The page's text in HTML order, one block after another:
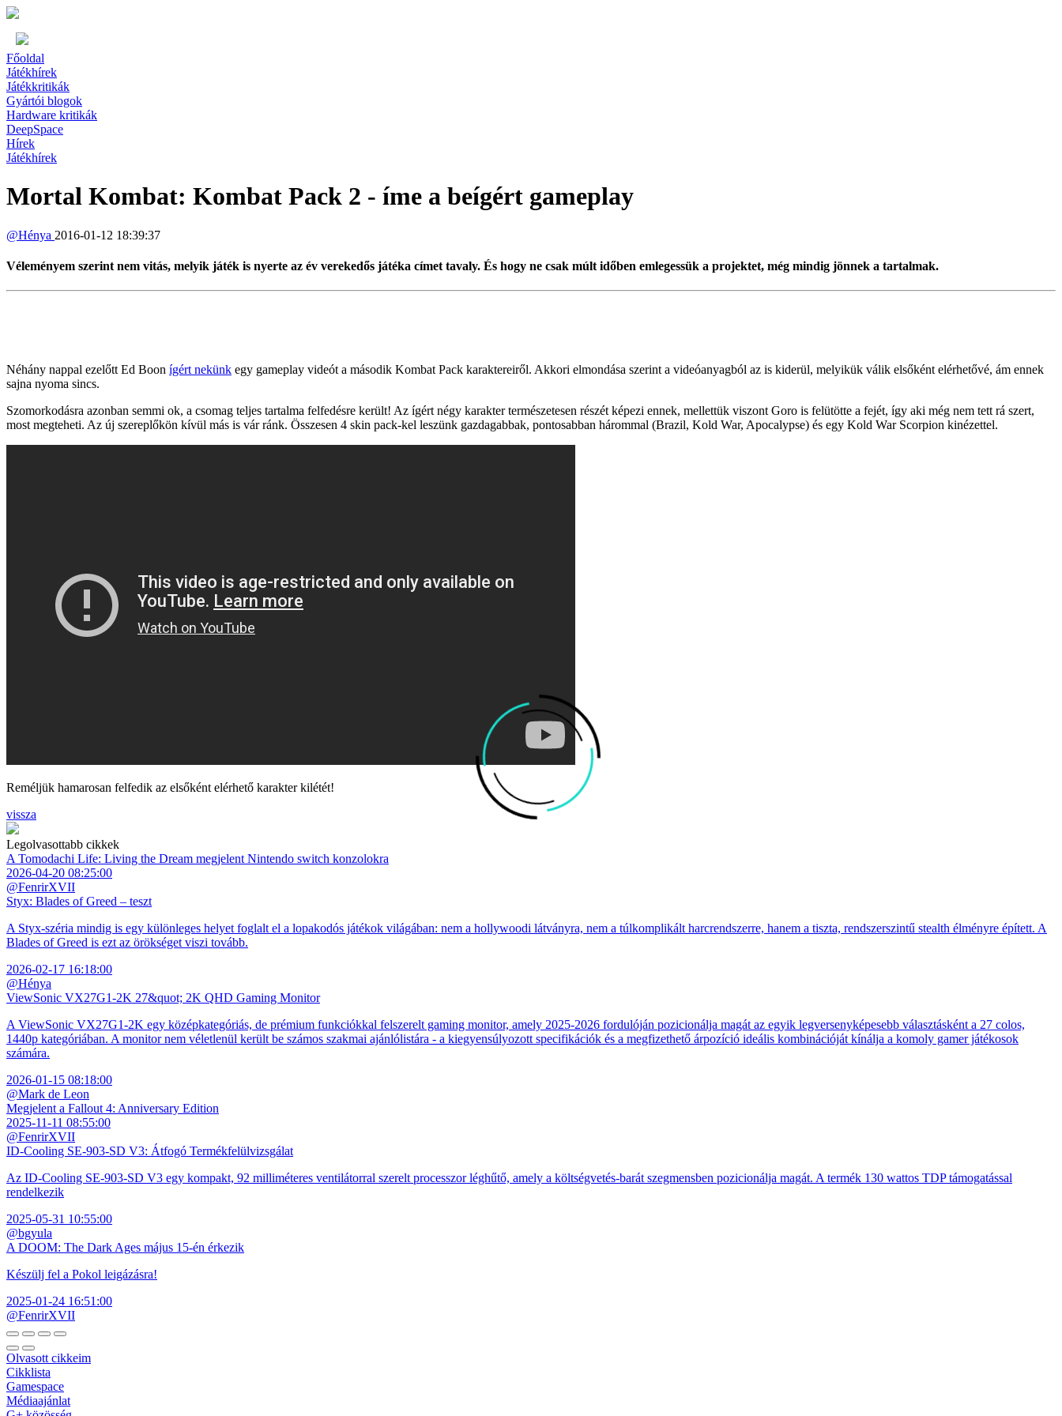
Főoldal
Játékhírek
Játékkritikák
Gyártói blogok
Hardware kritikák
DeepSpace
Hírek
Játékhírek
Mortal Kombat: Kombat Pack 2 - íme a beígért gameplay
@Hénya 2016-01-12 18:39:37
Véleményem szerint nem vitás, melyik játék is nyerte az év verekedős játéka címet tavaly. És hogy ne csak múlt időben emlegessük a projektet, még mindig jönnek a tartalmak.
Néhány nappal ezelőtt Ed Boon ígért nekünk egy gameplay videót a második Kombat Pack karaktereiről. Akkori elmondása szerint a videóanyagból az is kiderül, melyikük válik elsőként elérhetővé, ám ennek
sajna nyoma sincs.
Szomorkodásra azonban semmi ok, a csomag teljes tartalma felfedésre került! Az ígért négy karakter természetesen részét képezi ennek, mellettük viszont Goro is felütötte a fejét, így aki még nem tett rá szert,
most megteheti. Az új szereplőkön kívül más is vár ránk. Összesen 4 skin pack-kel leszünk gazdagabbak, pontosabban hárommal (Brazil, Kold War, Apocalypse) és egy Kold War Scorpion kinézettel.
Reméljük hamarosan felfedik az elsőként elérhető karakter kilétét!
vissza
Legolvasottabb cikkek
A Tomodachi Life: Living the Dream megjelent Nintendo switch konzolokra
2026-04-20 08:25:00
@FenrirXVII
Styx: Blades of Greed – teszt
A Styx-széria mindig is egy különleges helyet foglalt el a lopakodós játékok világában: nem a hollywoodi látványra, nem a túlkomplikált harcrendszerre, hanem a tiszta, rendszerszintű stealth élményre épített. A
Blades of Greed is ezt az örökséget viszi tovább.
2026-02-17 16:18:00
@Hénya
ViewSonic VX27G1-2K 27&quot; 2K QHD Gaming Monitor
A ViewSonic VX27G1-2K egy középkategóriás, de prémium funkciókkal felszerelt gaming monitor, amely 2025-2026 fordulóján pozicionálja magát az egyik legversenyképesebb választásként a 27 colos,
1440p kategóriában. A monitor nem véletlenül került be számos szakmai ajánlólistára - a kiegyensúlyozott specifikációk és a megfizethető árpozíció ideális kombinációját kínálja a komoly gamer játékosok
számára.
2026-01-15 08:18:00
@Mark de Leon
Megjelent a Fallout 4: Anniversary Edition
2025-11-11 08:55:00
@FenrirXVII
ID-Cooling SE-903-SD V3: Átfogó Termékfelülvizsgálat
Az ID-Cooling SE-903-SD V3 egy kompakt, 92 milliméteres ventilátorral szerelt processzor léghűtő, amely a költségvetés-barát szegmensben pozicionálja magát. A termék 130 wattos TDP támogatással
rendelkezik
2025-05-31 10:55:00
@bgyula
A DOOM: The Dark Ages május 15-én érkezik
Készülj fel a Pokol leigázásra!
2025-01-24 16:51:00
@FenrirXVII
Olvasott cikkeim
Cikklista
Gamespace
Médiaajánlat